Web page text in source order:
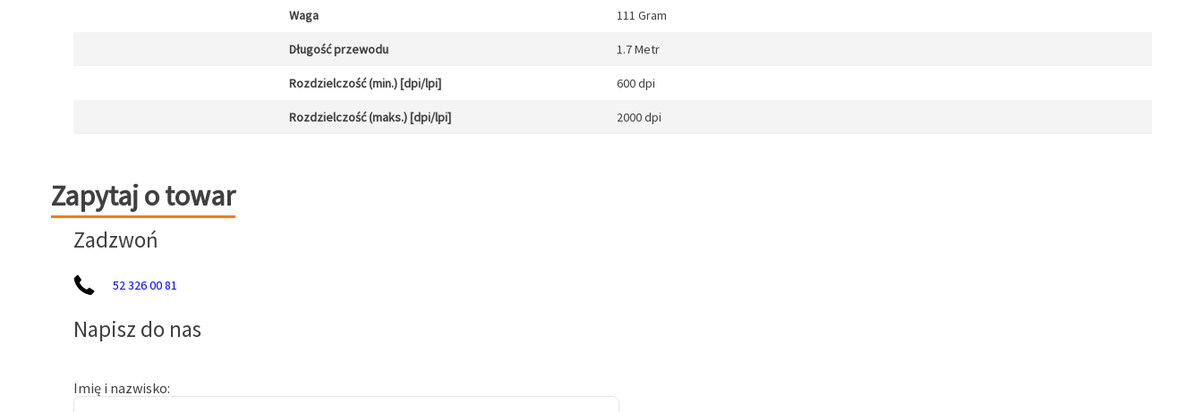
Waga 111 Gram
Długość przewodu 1.7 Metr
Rozdzielczość (min.) [dpi/lpi] 600 dpi
Rozdzielczość (maks.) [dpi/lpi] 2000 dpi
Zapytaj o towar
Zapytaj o towar
Zadzwoń
52 326 00 81
Napisz do nas
Imię i nazwisko